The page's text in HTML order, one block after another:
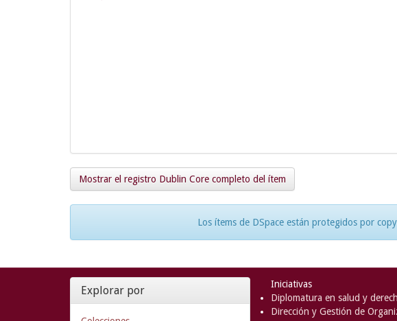
Mostrar el registro Dublin Core completo del ítem
Los ítems de DSpace están protegidos por
Explorar por
Iniciativas
Diplomatura en salud y
Dirección y Gestión de